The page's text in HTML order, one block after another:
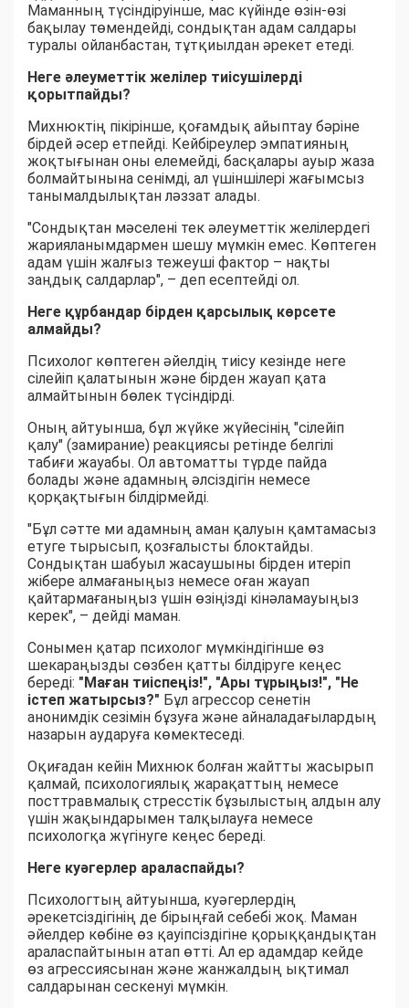
Маманның түсіндіруінше, мас күйінде өзін-өзі
бақылау төмендейді, сондықтан адам салдары
туралы ойланбастан, тұтқиылдан әрекет етеді.
Неге әлеуметтік желілер тиісушілерді
қорытпайды?
Михнюктің пікірінше, қоғамдық айыптау бәріне
бірдей әсер етпейді. Кейбіреулер эмпатияның
жоқтығынан оны елемейді, басқалары ауыр жаза
болмайтынына сенімді, ал үшіншілері жағымсыз
танымалдылықтан ләззат алады.
"Сондықтан мәселені тек әлеуметтік желілердегі
жарияланымдармен шешу мүмкін емес. Көптеген
адам үшін жалғыз тежеуші фактор – нақты
заңдық салдарлар", – деп есептейді ол.
Неге құрбандар бірден қарсылық көрсете
алмайды?
Психолог көптеген әйелдің тиісу кезінде неге
сілейіп қалатынын және бірден жауап қата
алмайтынын бөлек түсіндірді.
Оның айтуынша, бұл жүйке жүйесінің "сілейіп
қалу" (замирание) реакциясы ретінде белгілі
табиғи жауабы. Ол автоматты түрде пайда
болады және адамның әлсіздігін немесе
қорқақтығын білдірмейді.
"Бұл сәтте ми адамның аман қалуын қамтамасыз
етуге тырысып, қозғалысты блоктайды.
Сондықтан шабуыл жасаушыны бірден итеріп
жібере алмағаныңыз немесе оған жауап
қайтармағаныңыз үшін өзіңізді кінәламауыңыз
керек", – дейді маман.
Сонымен қатар психолог мүмкіндігінше өз
шекараңызды сөзбен қатты білдіруге кеңес
береді: "Маған тиіспеңіз!", "Ары тұрыңыз!", "Не
істеп жатырсыз?" Бұл агрессор сенетін
анонимдік сезімін бұзуға және айналадағылардың
назарын аударуға көмектеседі.
Оқиғадан кейін Михнюк болған жайтты жасырып
қалмай, психологиялық жарақаттың немесе
посттравмалық стресстік бұзылыстың алдын алу
үшін жақындарымен талқылауға немесе
психологқа жүгінуге кеңес береді.
Неге куәгерлер араласпайды?
Психологтың айтуынша, куәгерлердің
әрекетсіздігінің де бірыңғай себебі жоқ. Маман
әйелдер көбіне өз қауіпсіздігіне қорыққандықтан
араласпайтынын атап өтті. Ал ер адамдар кейде
өз агрессиясынан және жанжалдың ықтимал
салдарынан сескенуі мүмкін.